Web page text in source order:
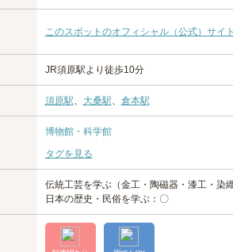
このスポットのオフィシャル（公式）サイ
JR須原駅より徒歩10分
須原駅、 大桑駅、 倉本駅
博物館・科学館
タグを見る
伝統工芸を学ぶ（金工・陶磁器・漆工・染
日本の歴史・民俗を学ぶ：〇